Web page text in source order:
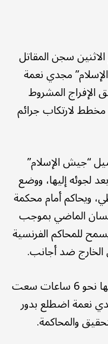
سجن المقاتل
مجدي نعمة
الإفراج المشروط
مخطط لارتكاب جرائم
“جيش الإسلام”
السوري أوقف في فرنسا عام 2020 بعد لجوئه إليها، ووضع
ويحاكم أمام محكمة
منذ 29 أبريل/نيسان الماضي بموجب
للمحاكم الفرنسية
الخارج ضد أجانب.
وفي لائحة الاتهام التي استغرق عرضها نحو 6 ساعات سعت
نعمة اضطلع بدور
والمحاكمة.